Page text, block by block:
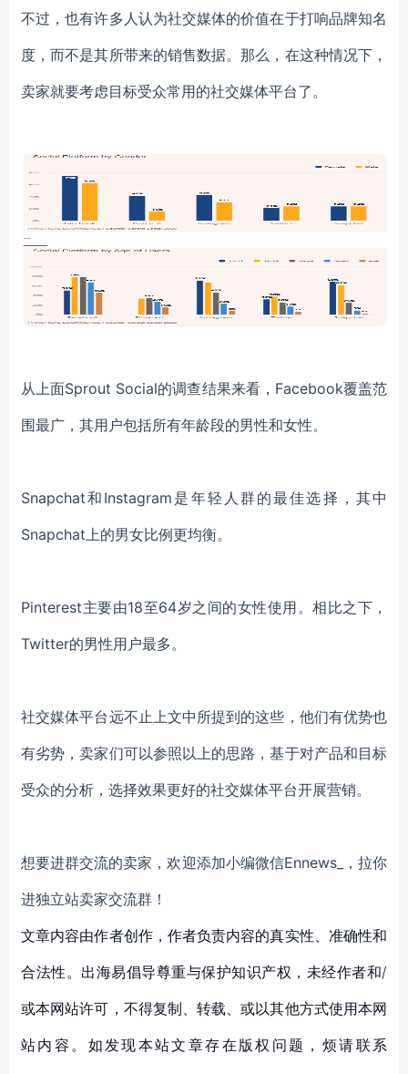
不过 ，也有许多人认为社交媒体的价值在于打响品牌知名
度，而不是其所带来的销售数据。那么，在这种情况下，
卖家就要考虑目标受众常用的社交媒体平台了。
从上面Sprout Social的调查结果来看，Facebook覆盖范
围最广，其用户包括所有年龄段的男性和女性。
Snapchat和Instagram是年轻人群的最佳选择，其中
Snapchat上的男女比例更均衡。
Pinterest主要由18至64岁之间的女性使用。相比之下，
Twitter的男性用户最多。
社交媒体平台远不止上文中所提到的这些，他们有优势也
有劣势，卖家们可以参照以上的思路，基于对产品和目标
受众的分析，选择效果更好的社交媒体平台开展营销。
想要进群交流的卖家，欢迎添加小编微信Ennews_，拉你
进独立站卖家交流群！
文章内容由作者创作，作者负责内容的真实性、准确性和
合法性。出海易倡导尊重与保护知识产权，未经作者和/
或本网站许可，不得复制、转载、或以其他方式使用本网
站内容。如发现本站文章存在版权问题，烦请联系